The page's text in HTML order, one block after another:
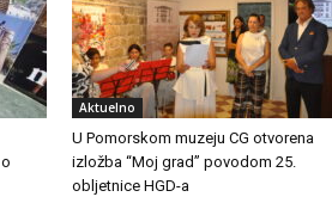
Aktuelno
U Pomorskom muzeju CG otvorena
izložba “Moj grad” povodom 25.
obljetnice HGD-a